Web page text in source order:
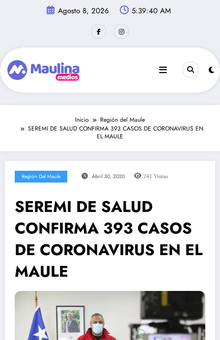
Agosto 8, 2026 5:39:41 AM
Inicio
Región del Maule
SEREMI DE SALUD CONFIRMA 393 CASOS DE CORONAVIRUS EN
EL MAULE
Región Del Maule Abril 30, 2020 241 Visitas
SEREMI DE SALUD
CONFIRMA 393 CASOS
DE CORONAVIRUS EN EL
MAULE